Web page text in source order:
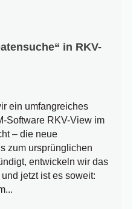
in RKV-
ein umfangreiches
Software RKV-View im
– die neue
zum ursprünglichen
entwickeln wir das
jetzt ist es soweit: